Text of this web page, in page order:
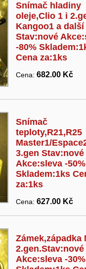
Snímač hladiny
oleje,Clio 1 i
Kangoo1 a další
Stav:nové
-80%
Cena za:1ks
Cena: 682.00 Kč
Snímač
teploty,R21,R25
Master1/
3.gen Stav:nové
Akce:sleva -50%
Skladem:1ks
za:1ks
Cena: 627.00 Kč
Zámek,západka
2.gen.Stav:nové
Akce:sleva -30%